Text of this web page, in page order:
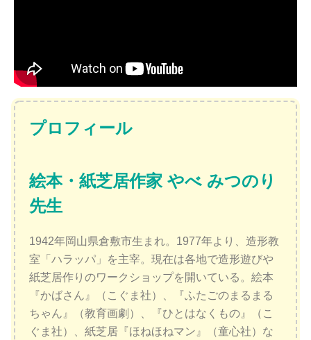
プロフィール
絵本・紙芝居作家 やべ みつのり
先生
1942年岡山県倉敷市生まれ。1977年より、造形教
室「ハラッパ」を主宰。現在は各地で造形遊びや
紙芝居作りのワークショップを開いている。絵本
『かばさん』（こぐま社）、『ふたごのまるまる
ちゃん』（教育画劇）、『ひとはなくもの』（こ
ぐま社）、紙芝居『ほねほねマン』（童心社）な